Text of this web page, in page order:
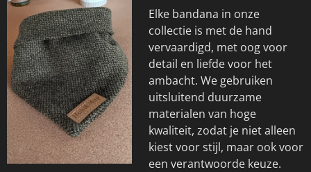
Elke bandana in onze
collectie is met de hand
vervaardigd, met oog voor
detail en liefde voor het
ambacht. We gebruiken
uitsluitend duurzame
materialen van hoge
kwaliteit, zodat je niet alleen
kiest voor stijl, maar ook voor
een verantwoorde keuze.